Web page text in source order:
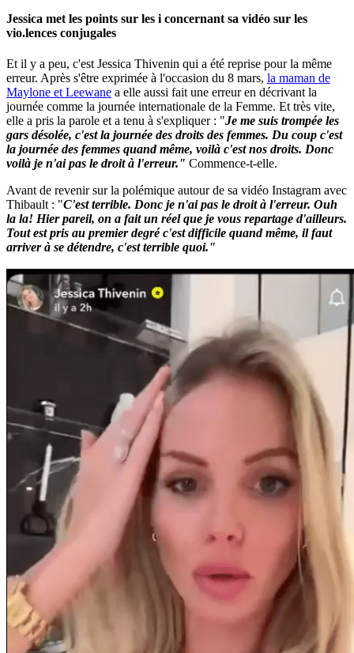
Jessica met les points sur les i concernant sa vidéo sur les
vio.lences conjugales
Et il y a peu, c'est Jessica Thivenin qui a été reprise pour la même
erreur. Après s'être exprimée à l'occasion du 8 mars, la maman de
Maylone et Leewane a elle aussi fait une erreur en décrivant la
journée comme la journée internationale de la Femme. Et très vite,
elle a pris la parole et a tenu à s'expliquer : "Je me suis trompée les
gars désolée, c'est la journée des droits des femmes. Du coup c'est
la journée des femmes quand même, voilà c'est nos droits. Donc
voilà je n'ai pas le droit à l'erreur." Commence-t-elle.
Avant de revenir sur la polémique autour de sa vidéo Instagram avec
Thibault : "C'est terrible. Donc je n'ai pas le droit à l'erreur. Ouh
la la! Hier pareil, on a fait un réel que je vous repartage d'ailleurs.
Tout est pris au premier degré c'est difficile quand même, il faut
arriver à se détendre, c'est terrible quoi."